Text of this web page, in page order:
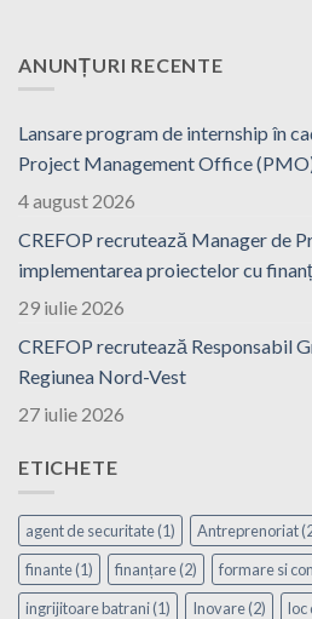
ANUNȚURI RECENTE
Lansare program de internship în
Project Management Office
4 august 2026
CREFOP recrutează Manager de
implementarea proiectelor cu
29 iulie 2026
CREFOP recrutează Responsabil
Regiunea Nord-Vest
27 iulie 2026
ETICHETE
agent de securitate(1) Antreprenoriat
finante(1) finanțare(2) formare si
ingrijitoare batrani(1) Inovare(2) loc